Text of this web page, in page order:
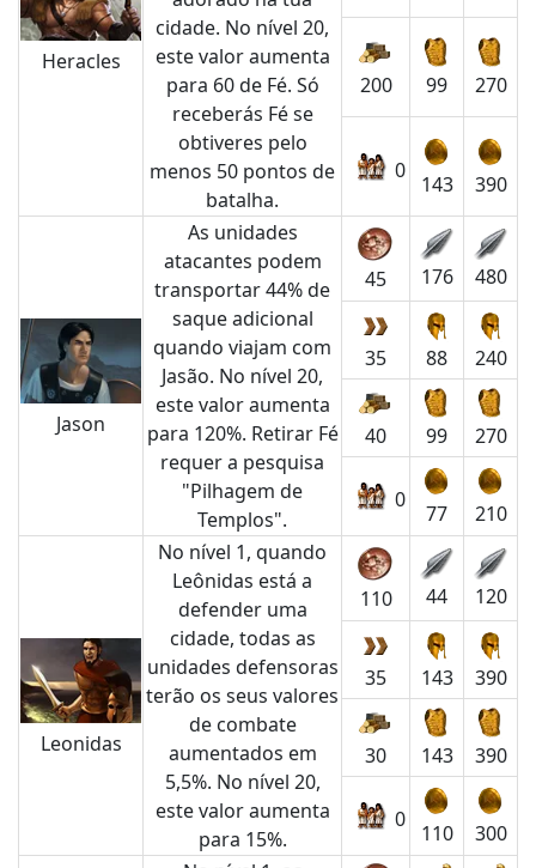
Heracles
cidade. No nível 20,
este valor aumenta
para 60 de Fé. Só
receberás Fé se
obtiveres pelo
menos 50 pontos de
batalha.
200 99 270
0
143 390
Jason
As unidades
atacantes podem
transportar 44% de
saque adicional
quando viajam com
Jasão. No nível 20,
este valor aumenta
para 120%. Retirar Fé
requer a pesquisa
"Pilhagem de
Templos".
45 176 480
35 88 240
40 99 270
0
77 210
Leonidas
No nível 1, quando
Leônidas está a
defender uma
cidade, todas as
unidades defensoras
terão os seus valores
de combate
aumentados em
5,5%. No nível 20,
este valor aumenta
para 15%.
110 44 120
35 143 390
30 143 390
0
110 300